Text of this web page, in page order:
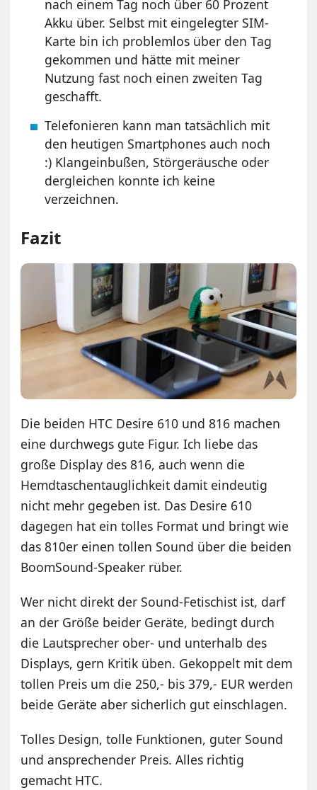
nach einem Tag noch über 60 Prozent
Akku über. Selbst mit eingelegter SIM-
Karte bin ich problemlos über den Tag
gekommen und hätte mit meiner
Nutzung fast noch einen zweiten Tag
geschafft.
Telefonieren kann man tatsächlich mit
den heutigen Smartphones auch noch
:) Klangeinbußen, Störgeräusche oder
dergleichen konnte ich keine
verzeichnen.
Fazit
Die beiden HTC Desire 610 und 816 machen
eine durchwegs gute Figur. Ich liebe das
große Display des 816, auch wenn die
Hemdtaschentauglichkeit damit eindeutig
nicht mehr gegeben ist. Das Desire 610
dagegen hat ein tolles Format und bringt wie
das 810er einen tollen Sound über die beiden
BoomSound-Speaker rüber.
Wer nicht direkt der Sound-Fetischist ist, darf
an der Größe beider Geräte, bedingt durch
die Lautsprecher ober- und unterhalb des
Displays, gern Kritik üben. Gekoppelt mit dem
tollen Preis um die 250,- bis 379,- EUR werden
beide Geräte aber sicherlich gut einschlagen.
Tolles Design, tolle Funktionen, guter Sound
und ansprechender Preis. Alles richtig
gemacht HTC.